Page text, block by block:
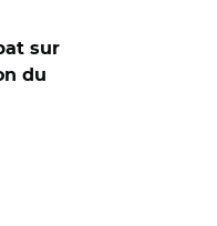
sur
du